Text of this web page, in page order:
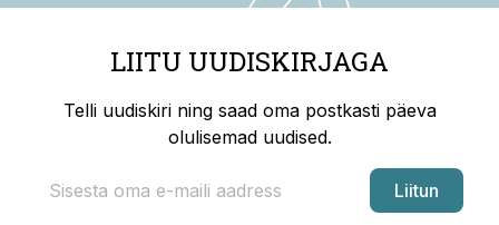
LIITU UUDISKIRJAGA
Telli uudiskiri ning saad oma postkasti päeva
olulisemad uudised.
Liitun